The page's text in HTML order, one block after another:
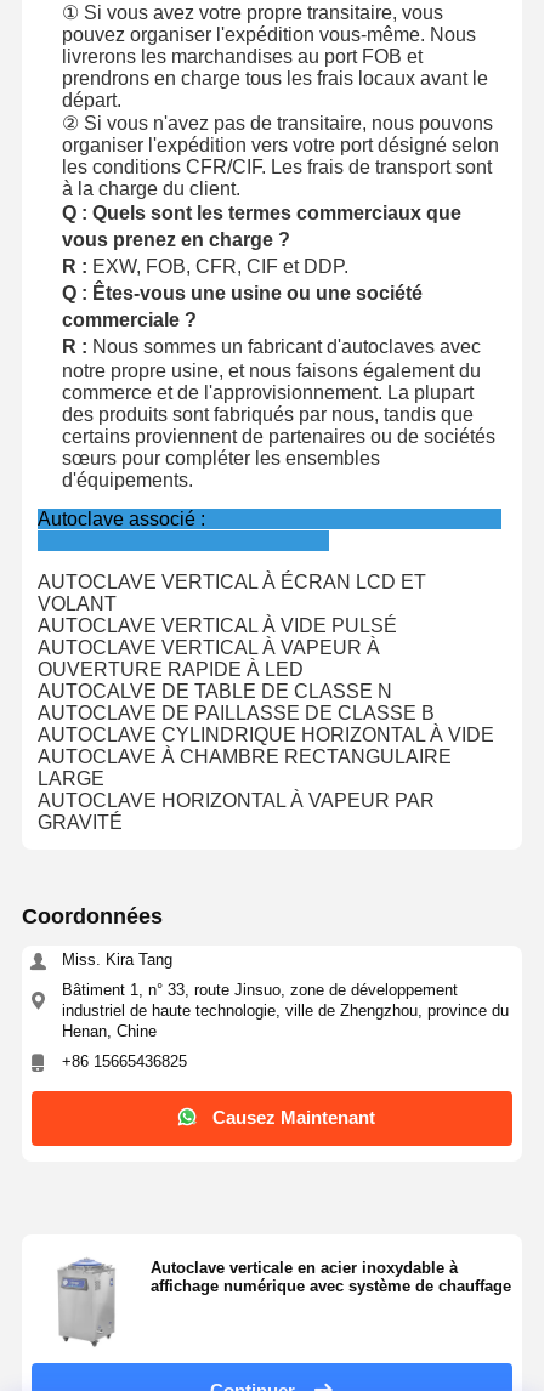
① Si vous avez votre propre transitaire, vous
pouvez organiser l'expédition vous-même. Nous
livrerons les marchandises au port FOB et
prendrons en charge tous les frais locaux avant le
départ.
② Si vous n'avez pas de transitaire, nous pouvons
organiser l'expédition vers votre port désigné selon
les conditions CFR/CIF. Les frais de transport sont
à la charge du client.
Q : Quels sont les termes commerciaux que
vous prenez en charge ?
R : EXW, FOB, CFR, CIF et DDP.
Q : Êtes-vous une usine ou une société
commerciale ?
R : Nous sommes un fabricant d'autoclaves avec
notre propre usine, et nous faisons également du
commerce et de l'approvisionnement. La plupart
des produits sont fabriqués par nous, tandis que
certains proviennent de partenaires ou de sociétés
sœurs pour compléter les ensembles
d'équipements.
Autoclave associé :
AUTOCLAVE VERTICAL À ÉCRAN LCD ET
VOLANT
AUTOCLAVE VERTICAL À VIDE PULSÉ
AUTOCLAVE VERTICAL À VAPEUR À
OUVERTURE RAPIDE À LED
AUTOCALVE DE TABLE DE CLASSE N
AUTOCLAVE DE PAILLASSE DE CLASSE B
AUTOCLAVE CYLINDRIQUE HORIZONTAL À VIDE
AUTOCLAVE À CHAMBRE RECTANGULAIRE
LARGE
AUTOCLAVE HORIZONTAL À VAPEUR PAR
GRAVITÉ
Coordonnées
Miss. Kira Tang
Bâtiment 1, n° 33, route Jinsuo, zone de développement
industriel de haute technologie, ville de Zhengzhou, province du
Henan, Chine
+86 15665436825
Causez Maintenant
Autoclave verticale en acier inoxydable à
affichage numérique avec système de chauffage